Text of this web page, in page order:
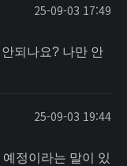
25-09-03 17:49
되나요? 나만 안
25-09-03 19:44
정이라는 말이 있